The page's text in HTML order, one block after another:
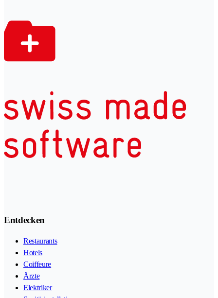
Entdecken
Restaurants
Hotels
Coiffeure
Ärzte
Elektriker